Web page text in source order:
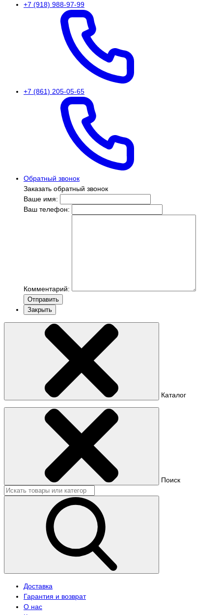
+7 (918) 988-97-99
+7 (861) 205-05-65
Обратный звонок
Заказать обратный звонок
Ваше имя:
Ваш телефон:
Комментарий:
Отправить
Закрыть
Каталог
Поиск
Доставка
Гарантия и возврат
О нас